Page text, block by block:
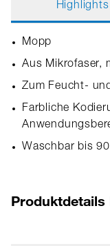
Highlights
Mopp
Aus Mikrofaser,
Zum Feucht-
Farbliche
Waschbar bis 90
Produktdetails